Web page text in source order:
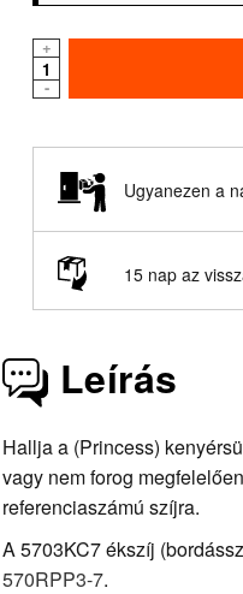
+
-
Ugyanezen a
15 nap az
Leírás
Hallja a (Princess)
vagy nem forog
referenciaszámú szíjra.
A 5703KC7 ékszíj
570RPP3-7.